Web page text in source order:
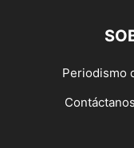
Periodismo